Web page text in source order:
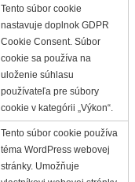
Tento súbor cookie
nastavuje doplnok GDPR
Cookie Consent. Súbor
cookie sa používa na
uloženie súhlasu
používateľa pre súbory
cookie v kategórii „Výkon“.
Tento súbor cookie používa
téma WordPress webovej
stránky. Umožňuje